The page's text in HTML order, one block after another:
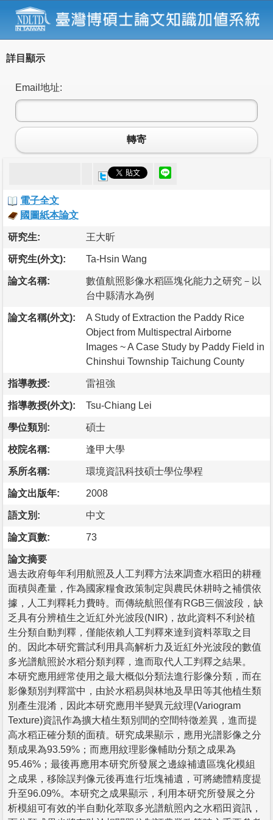
詳目顯示
Email地址:
轉寄
電子全文
國圖紙本論文
研究生: 王大昕
研究生(外文): Ta-Hsin Wang
論文名稱:
數值航照影像水稻區塊化能力之研究－以
台中縣清水為例
論文名稱(外文):
A Study of Extraction the Paddy Rice
Object from Multispectral Airborne
Images ~ A Case Study by Paddy Field in
Chinshui Township Taichung County
指導教授: 雷祖強
指導教授(外文): Tsu-Chiang Lei
學位類別: 碩士
校院名稱: 逢甲大學
系所名稱: 環境資訊科技碩士學位學程
論文出版年: 2008
語文別: 中文
論文頁數: 73
論文摘要
過去政府每年利用航照及人工判釋方法來調查水稻田的耕種
面積與產量，作為國家糧食政策制定與農民休耕時之補償依
據，人工判釋耗力費時。而傳統航照僅有RGB三個波段，缺
乏具有分辨植生之近紅外光波段(NIR)，故此資料不利於植
生分類自動判釋，僅能依賴人工判釋來達到資料萃取之目
的。因此本研究嘗試利用具高解析力及近紅外光波段的數值
多光譜航照於水稻分類判釋，進而取代人工判釋之結果。
本研究應用經常使用之最大概似分類法進行影像分類，而在
影像類別判釋當中，由於水稻易與林地及旱田等其他植生類
別產生混淆，因此本研究應用半變異元紋理(Variogram
Texture)資訊作為擴大植生類別間的空間特徵差異，進而提
高水稻正確分類的面積。研究成果顯示，應用光譜影像之分
類成果為93.59%；而應用紋理影像輔助分類之成果為
95.46%；最後再應用本研究所發展之邊線補遺區塊化模組
之成果，移除誤判像元後再進行坵塊補遺，可將總體精度提
升至96.09%。本研究之成果顯示，利用本研究所發展之分
析模組可有效的半自動化萃取多光譜航照內之水稻田資訊，